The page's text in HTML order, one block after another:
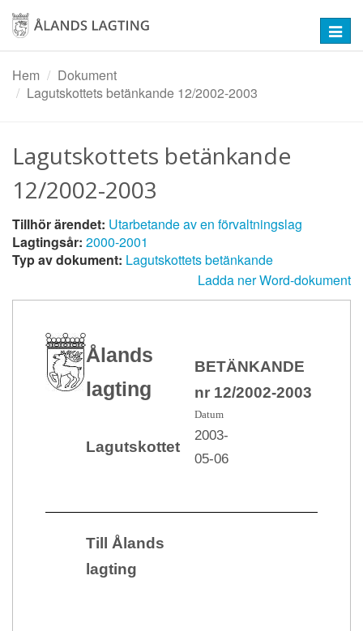
Hoppa
huvudinnehåll
Hem
Dokument
Lagutskottets betänkande 12/2002-2003
Lagutskottets betänkande
12/2002-2003
Tillhör ärendet: Utarbetande av en förvaltningslag
Lagtingsår: 2000-2001
Typ av dokument: Lagutskottets betänkande
Ladda ner Word-dokument
Ålands
lagting
BETÄNKANDE
nr 12/2002-2003
Datum
Lagutskottet
2003-
05-06
Till Ålands
lagting